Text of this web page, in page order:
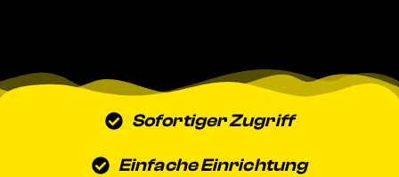
Sofortiger Zugriff
Einfache Einrichtung